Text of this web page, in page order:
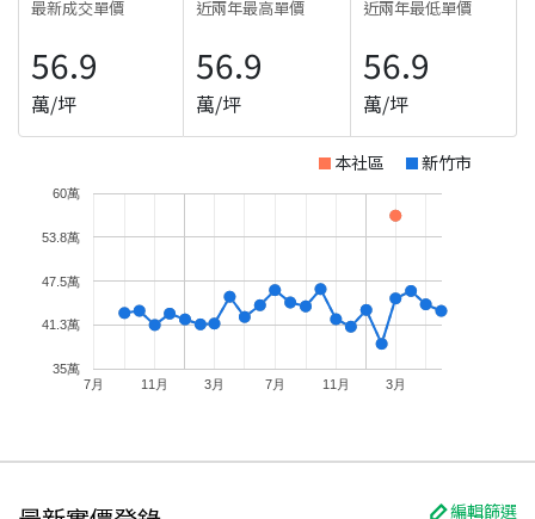
最新成交單價
56.9
萬/坪
近兩年最高單價
56.9
萬/坪
近兩年最低單價
56.9
萬/坪
本社區 新竹市
7月 11月 3月 7月 11月 3月
35萬
41.3萬
47.5萬
53.8萬
60萬
編輯篩選